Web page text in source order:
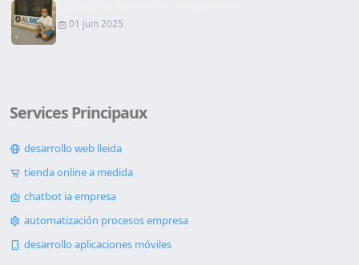
01 juin 2025
Services Principaux
desarrollo web lleida
tienda online a medida
chatbot ia empresa
automatización procesos empresa
desarrollo aplicaciones móviles